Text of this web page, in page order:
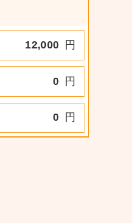
12,000 円
0 円
0 円